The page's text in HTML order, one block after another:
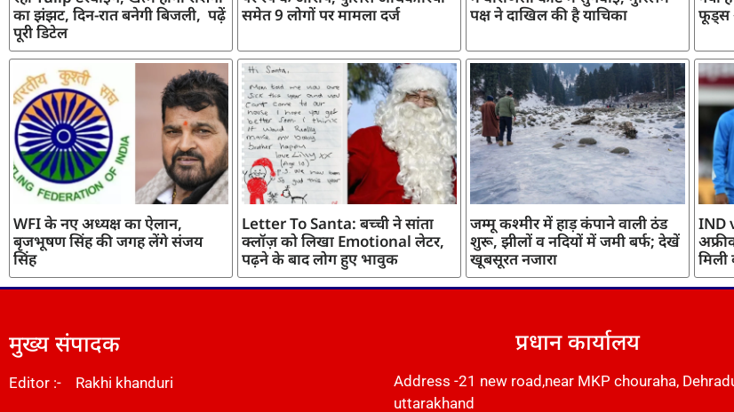
का झंझट, दिन-रात बनेगी बिजली, पढ़ें
पूरी डिटेल
समेत 9 लोगों पर मामला दर्ज
पक्ष ने दाखिल की है याचिका
फूड्स
WFI के नए अध्यक्ष का ऐलान,
बृजभूषण सिंह की जगह लेंगे संजय
सिंह
Letter To Santa: बच्ची ने सांता
क्लॉज़ को लिखा Emotional लेटर,
पढ़ने के बाद लोग हुए भावुक
जम्मू कश्मीर में हाड़ कंपाने वाली ठंड
शुरू, झीलों व नदियों में जमी बर्फ; देखें
खूबसूरत नजारा
IND
मुख्य संपादक
Editor :- Rakhi khanduri
प्रधान कार्यालय
Address -21 new road,near MKP chouraha,
uttarakhand